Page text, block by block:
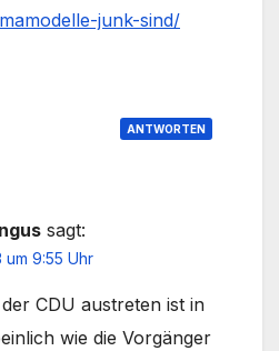
junk-sind/
ANTWORTEN
sagt:
um 9:55 Uhr
CDU austreten ist in
wie die Vorgänger